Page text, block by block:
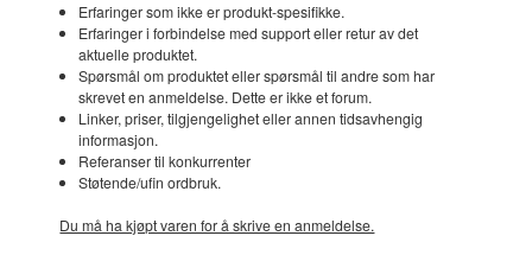
Erfaringer som ikke er produkt-spesifikke.
Erfaringer i forbindelse med support eller retur av det
aktuelle produktet.
Spørsmål om produktet eller spørsmål til andre som har
skrevet en anmeldelse. Dette er ikke et forum.
Linker, priser, tilgjengelighet eller annen tidsavhengig
informasjon.
Referanser til konkurrenter
Støtende/ufin ordbruk.
Du må ha kjøpt varen for å skrive en anmeldelse.